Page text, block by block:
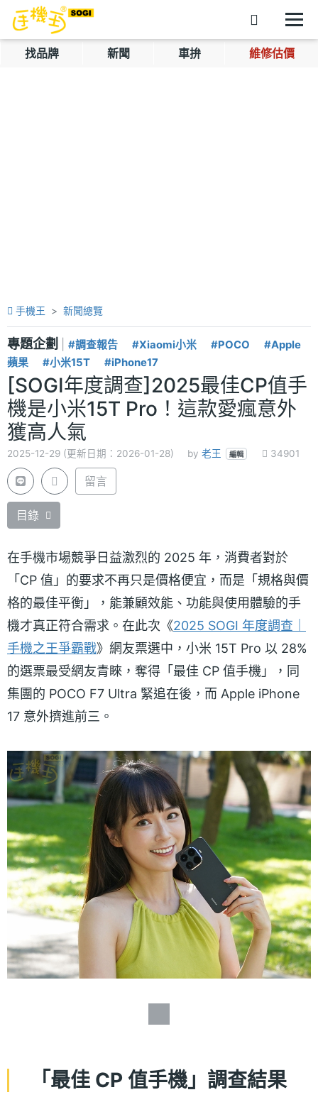
找品牌 新聞 車拚 維修估價
手機王 新聞總覽
專題企劃 #調查報告 #Xiaomi小米 #POCO
#Apple
蘋果
#小米15T #iPhone17
[SOGI年度調查]2025最佳CP值手
機是小米15T Pro！這款愛瘋意外
獲高人氣
2025-12-29 (更新日期：2026-01-28) by 老王 編輯 34901
留言
目錄
在手機市場競爭日益激烈的 2025 年，消費者對於
「CP 值」的要求不再只是價格便宜，而是「規格與價
格的最佳平衡」，能兼顧效能、功能與使用體驗的手
機才真正符合需求。在此次《2025 SOGI 年度調查｜
手機之王爭霸戰》網友票選中，小米 15T Pro 以 28%
的選票最受網友青睞，奪得「最佳 CP 值手機」，同
集團的 POCO F7 Ultra 緊追在後，而 Apple iPhone
17 意外擠進前三。
「最佳 CP 值手機」調查結果